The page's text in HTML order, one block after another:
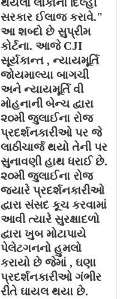
થયેલા લોકોનો દિલ્હી
સરકાર ઈલાજ કરાવે."
આ શબ્દો છે સુપ્રીમ
કોર્ટના. આજે CJI
સૂર્યકાન્ત , ન્યાયમૂર્તિ
જોયમાલ્યા બાગચી
અને ન્યાયમૂર્તિ વી
મોહનાની બેન્ચ દ્વારા
૨૦મી જુલાઈના રોજ
પ્રદર્શનકારીઓ પર જે
લાઠીચાર્જ થયો તેની પર
સુનાવણી હાથ ધરાઈ છે.
૨૦મી જુલાઈના રોજ
જયારે પ્રદર્શનકારીઓ
દ્વારા સંસદ કૂચ કરવામાં
આવી ત્યારે સુરક્ષાદળો
દ્વારા ખુબ મોટાપાયે
પેલેટગનનો હુમલો
કરાયો છે જેમાં , ઘણા
પ્રદર્શનકારીઓ ગંભીર
રીતે ઘાયલ થયા છે.